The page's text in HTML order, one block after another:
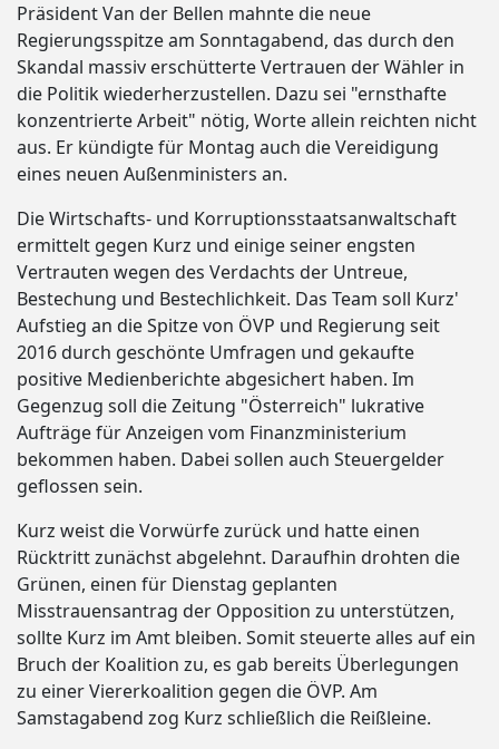
Präsident Van der Bellen mahnte die neue
Regierungsspitze am Sonntagabend, das durch den
Skandal massiv erschütterte Vertrauen der Wähler in
die Politik wiederherzustellen. Dazu sei "ernsthafte
konzentrierte Arbeit" nötig, Worte allein reichten nicht
aus. Er kündigte für Montag auch die Vereidigung
eines neuen Außenministers an.
Die Wirtschafts- und Korruptionsstaatsanwaltschaft
ermittelt gegen Kurz und einige seiner engsten
Vertrauten wegen des Verdachts der Untreue,
Bestechung und Bestechlichkeit. Das Team soll Kurz'
Aufstieg an die Spitze von ÖVP und Regierung seit
2016 durch geschönte Umfragen und gekaufte
positive Medienberichte abgesichert haben. Im
Gegenzug soll die Zeitung "Österreich" lukrative
Aufträge für Anzeigen vom Finanzministerium
bekommen haben. Dabei sollen auch Steuergelder
geflossen sein.
Kurz weist die Vorwürfe zurück und hatte einen
Rücktritt zunächst abgelehnt. Daraufhin drohten die
Grünen, einen für Dienstag geplanten
Misstrauensantrag der Opposition zu unterstützen,
sollte Kurz im Amt bleiben. Somit steuerte alles auf ein
Bruch der Koalition zu, es gab bereits Überlegungen
zu einer Viererkoalition gegen die ÖVP. Am
Samstagabend zog Kurz schließlich die Reißleine.